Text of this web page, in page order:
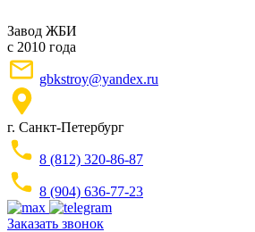
Завод ЖБИ
с 2010 года
gbkstroy@yandex.ru
г. Санкт-Петербург
8 (812) 320-86-87
8 (904) 636-77-23
Заказать звонок